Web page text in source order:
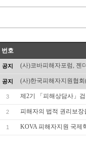
교육훈련
자격심사
자격복원
번호
공지 (사)코바피해자포럼, 젠
공지 (사)한국피해자지원협
3 제2기 「피해상담사」
2 피해자의 법적 권리보
1 KOVA 피해자지원 국제